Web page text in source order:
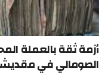
أزمة ثقة بالعملة
الصومالي في